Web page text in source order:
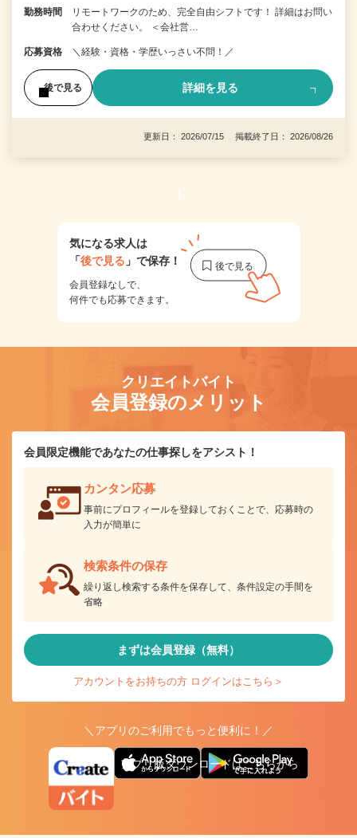
勤務時間
リモートワークのため、完全自由シフトです！ 詳細はお問い
合わせください。 ＜会社営…
応募資格 ＼経験・資格・学歴いっさい不問！／
後で見る 詳細を見る
更新日： 2026/07/15 掲載終了日： 2026/08/26
1
気になる求人は
「後で見る 」で保存！
会員登録なしで、
何件でも応募できます。
クリエイトバイト
会員登録のメリット
会員限定機能であなたの仕事探しをアシスト！
カンタン応募
事前にプロフィールを登録しておくことで、応募時の
入力が簡単に
検索条件の保存
繰り返し検索する条件を保存して、条件設定の手間を
省略
まずは会員登録（無料）
アカウントをお持ちの方 ログインはこちら＞
＼アプリのご利用でもっと便利に！／
アプリ版ダウンロードはこちらから